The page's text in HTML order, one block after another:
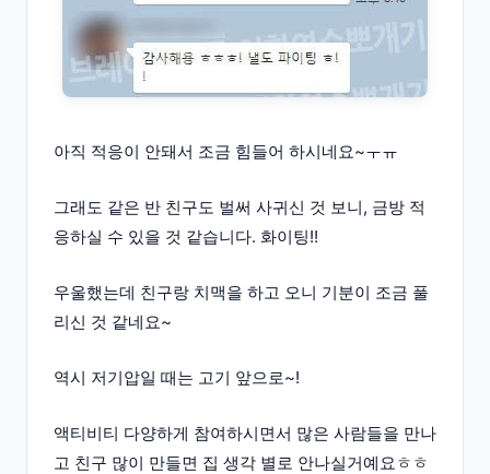
아직 적응이 안돼서 조금 힘들어 하시네요~ㅜㅠ
그래도 같은 반 친구도 벌써 사귀신 것 보니, 금방 적
응하실 수 있을 것 같습니다. 화이팅!!
우울했는데 친구랑 치맥을 하고 오니 기분이 조금 풀
리신 것 같네요~
역시 저기압일 때는 고기 앞으로~!
액티비티 다양하게 참여하시면서 많은 사람들을 만나
고 친구 많이 만들면 집 생각 별로 안나실거예요ㅎㅎ